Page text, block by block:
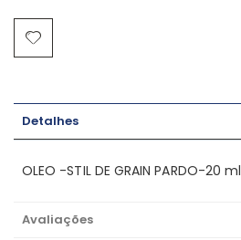
Detalhes
OLEO -STIL DE GRAIN PARDO-20 ml
Avaliações